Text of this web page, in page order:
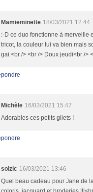
Mamieminette 18/03/2021 12:44
:-D ce duo fonctionne à merveille
tricot, la couleur lui va bien mais
gai.<br /> <br /> Doux jeudi<br />
Michèle 16/03/2021 15:47
Adorables ces petits gilets !
soizic 16/03/2021 13:46
Quel beau cadeau pour Jane de